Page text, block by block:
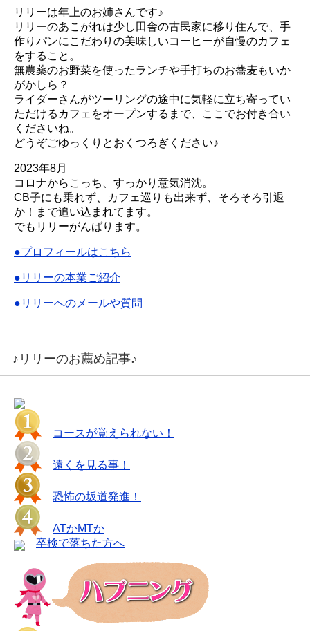
リリーは年上のお姉さんです♪
リリーのあこがれは少し田舎の古民家に移り住んで、手
作りパンにこだわりの美味しいコーヒーが自慢のカフェ
をすること。
無農薬のお野菜を使ったランチや手打ちのお蕎麦もいか
がかしら？
ライダーさんがツーリングの途中に気軽に立ち寄ってい
ただけるカフェをオープンするまで、ここでお付き合い
くださいね。
どうぞごゆっくりとおくつろぎください♪
2023年8月
コロナからこっち、すっかり意気消沈。
CB子にも乗れず、カフェ巡りも出来ず、そろそろ引退
か！まで追い込まれてます。
でもリリーがんばります。
●プロフィールはこちら
●リリーの本業ご紹介
●リリーへのメールや質問
♪リリーのお薦め記事♪
コースが覚えられない！
遠くを見る事！
恐怖の坂道発進！
ATかMTか
卒検で落ちた方へ